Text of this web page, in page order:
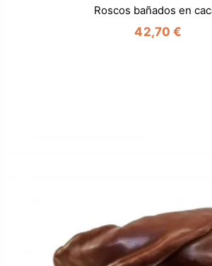
Roscos bañados en
42,70 €